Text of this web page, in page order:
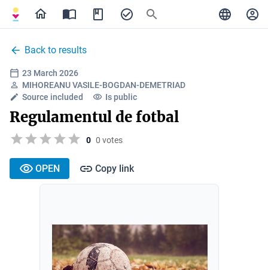
Back to results
23 March 2026
MIHOREANU VASILE-BOGDAN-DEMETRIAD
Source included
Is public
Regulamentul de fotbal
0 0 votes
OPEN Copy link